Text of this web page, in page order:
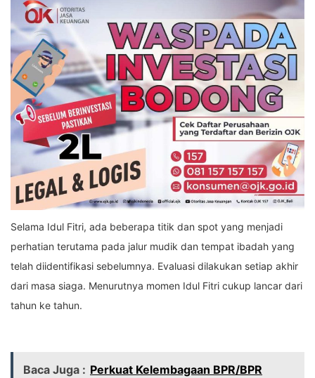
Selama Idul Fitri, ada beberapa titik dan spot yang menjadi
perhatian terutama pada jalur mudik dan tempat ibadah yang
telah diidentifikasi sebelumnya. Evaluasi dilakukan setiap akhir
dari masa siaga. Menurutnya momen Idul Fitri cukup lancar dari
tahun ke tahun.
Baca Juga : Perkuat Kelembagaan BPR/BPR